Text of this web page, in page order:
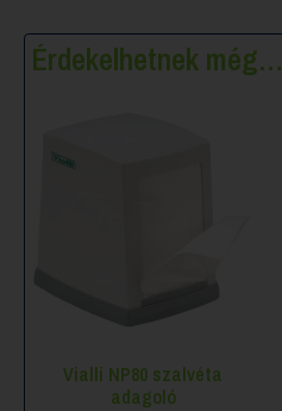
Érdekelhetnek még…
Vialli NP80 szalvéta
adagoló